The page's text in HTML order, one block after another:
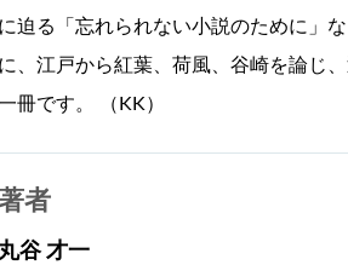
に迫る「忘れられない小説のために」
に、江戸から紅葉、荷風、谷崎を論じ
冊です。 （KK）
者
丸谷 才一